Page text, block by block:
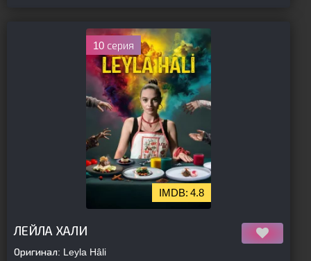
10 серия
4.8
ЛЕЙЛА ХАЛИ
Оригинал: Leyla Hâli